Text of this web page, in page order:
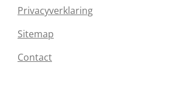
Privacyverklaring
Sitemap
Contact